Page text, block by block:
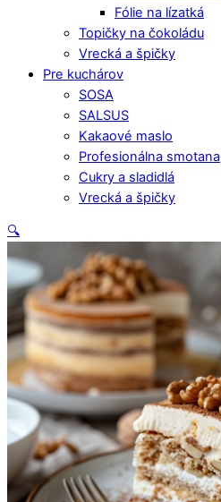
Fólie na lízatká
Topičky na čokoládu
Vrecká a špičky
Pre kuchárov
SOSA
SALSUS
Kakaové maslo
Profesionálna smotana
Cukry a sladidlá
Vrecká a špičky
Close
🔍